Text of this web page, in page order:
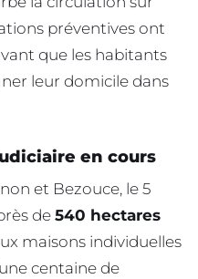
préventives ont
que les habitants
leur domicile dans
en cours
et Bezouce, le 5
de 540 hectares
maisons individuelles
centaine de